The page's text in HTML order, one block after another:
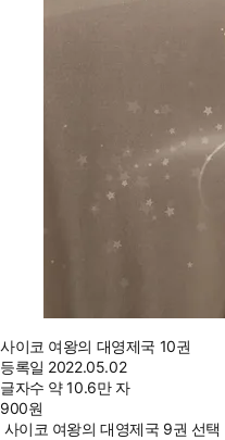
사이코 여왕의 대영제국 10권
등록일 2022.05.02
글자수 약 10.6만 자
900원
사이코 여왕의 대영제국 9권 선택